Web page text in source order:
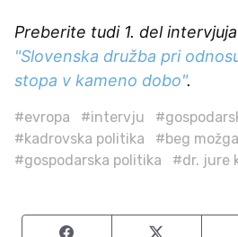
Preberite tudi 1. del
"Slovenska družba pri
stopa v kameno dobo".
#evropa #intervju
#kadrovska politika
#beg
#gospodarska politika
#dr. jure
Share on Facebook
Share on